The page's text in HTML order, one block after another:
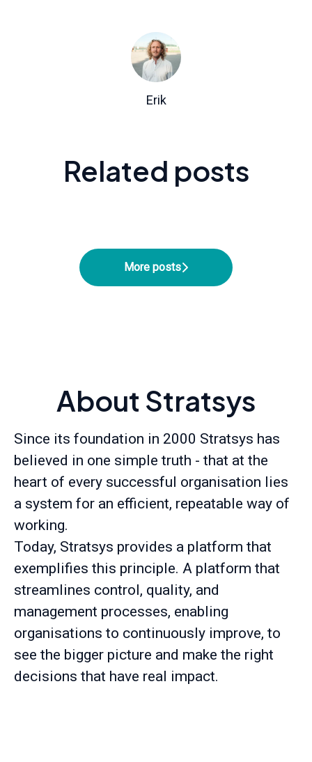
Erik
Related posts
Tillsammans förenklar vi arbetet
mentorskapsprogram
engagemang för integration
Mindre miljöavtryck med
More posts
About Stratsys
Since its foundation in 2000 Stratsys has
believed in one simple truth - that at the
heart of every successful organisation lies
a system for an efficient, repeatable way of
working.
Today, Stratsys provides a platform that
exemplifies this principle. A platform that
streamlines control, quality, and
management processes, enabling
organisations to continuously improve, to
see the bigger picture and make the right
decisions that have real impact.